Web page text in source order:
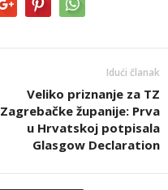
Idući članak
Veliko priznanje za TZ
Zagrebačke županije: Prva
u Hrvatskoj potpisala
Glasgow Declaration